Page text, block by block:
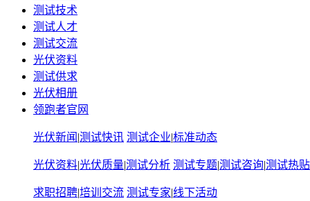
测试技术
测试人才
测试交流
光伏资料
测试供求
光伏相册
领跑者官网
光伏新闻 |测试快讯 测试企业|标准动态
光伏资料|光伏质量|测试分析 测试专题|测试咨询|测试热贴
求职招聘|培训交流 测试专家|线下活动